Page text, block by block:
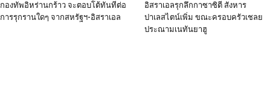
กองทัพอิหร่านกร้าว จะตอบโต้ทันทีต่อ
การรุกรานใดๆ จากสหรัฐฯ-อิสราเอล
อิสราเอลรุกลึกกาซาซิตี สังหาร
ปาเลสไตน์เพิ่ม ขณะครอบครัวเชลย
ประณามเนทันยาฮู